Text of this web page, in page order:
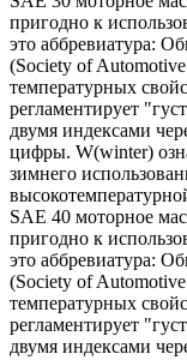
пригодно к
это аббревиатура:
(Society of
температурных
регламентирует
двумя индексами
цифры. W(winter)
зимнего
SAE 40 моторное
пригодно к
это аббревиатура:
(Society of
температурных
регламентирует
двумя индексами